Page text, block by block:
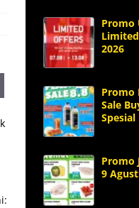
Promo
2026
Promo
Sale
Spesial
Promo
9